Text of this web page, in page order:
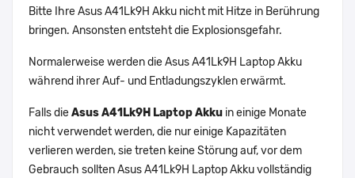
Bitte Ihre Asus A41Lk9H Akku nicht mit Hitze in Berührung
bringen. Ansonsten entsteht die Explosionsgefahr.
Normalerweise werden die Asus A41Lk9H Laptop Akku
während ihrer Auf- und Entladungszyklen erwärmt.
Falls dieAsus A41Lk9H Laptop Akku in einige Monate
nicht verwendet werden, die nur einige Kapazitäten
verlieren werden, sie treten keine Störung auf, vor dem
Gebrauch sollten Asus A41Lk9H Laptop Akku vollständig